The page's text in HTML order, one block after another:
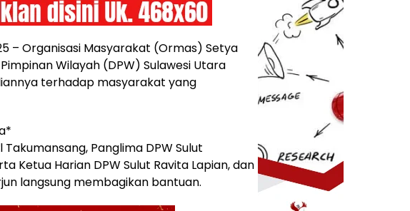
– Organisasi Masyarakat (Ormas) Setya
Wilayah (DPW) Sulawesi Utara
terhadap masyarakat yang
Takumansang, Panglima DPW Sulut
Ketua Harian DPW Sulut Ravita Lapian, dan
langsung membagikan bantuan.